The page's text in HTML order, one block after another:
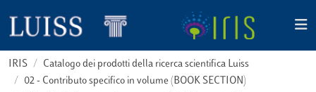
IRIS
Catalogo dei prodotti della ricerca scientifica Luiss
02 - Contributo specifico in volume (BOOK SECTION)